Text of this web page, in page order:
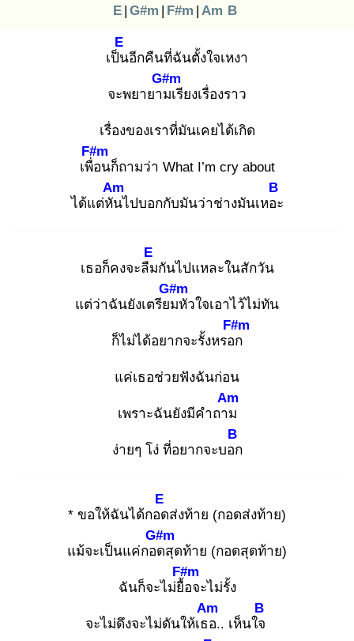
E | G#m | F#m | Am B
เป็น
E
อีกคืนที่ฉันตั้งใจเหงา
จะพยายาม
G#m
เรียงเรื่องราว
เรื่องของเราที่มันเคยได้เกิด
เพื่อ
F#m
นก็ถามว่า What I’m cry about
ได้แต่หัน
Am
ไปบอกกับมันว่าช่างมันเหอะ
B
เธอก็คงจะลืม
E
กันไปแหละในสักวัน
แต่ว่าฉันยังเตรียม
G#m
หัวใจเอาไว้ไม่ทัน
ก็ไม่ได้อยากจะรั้งหรอก
F#m
แค่เธอช่วยฟังฉันก่อน
เพราะฉันยังมีคำถาม
Am
ง่ายๆ โง่ ที่อยากจะบอก
B
* ขอให้ฉันได้กอด
E
ส่งท้าย (กอดส่งท้าย)
แม้จะเป็นแค่กอด
G#m
สุดท้าย (กอดสุดท้าย)
ฉันก็จะไม่ยื้อ
F#m
จะไม่รั้ง
จะไม่ดึงจะไม่ดันให้เธอ
Am
.. เห็นใจ
B